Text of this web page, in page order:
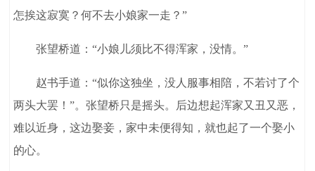
怎挨这寂寞？何不去小娘家一走？”
张望桥道：“小娘儿须比不得浑家，没情。”
赵书手道：“似你这独坐，没人服事相陪，不若讨了个
两头大罢！”。张望桥只是摇头。后边想起浑家又丑又恶，
难以近身，这边娶妾，家中未便得知，就也起了一个娶小
的心。